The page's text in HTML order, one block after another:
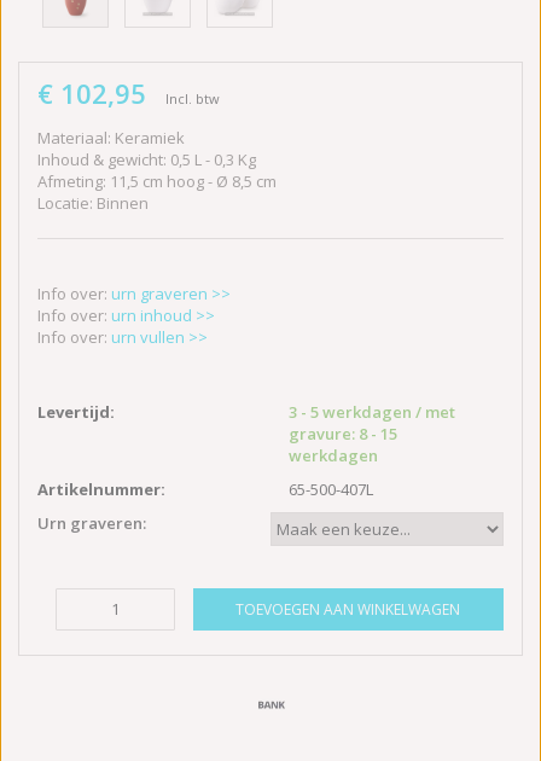
€ 102,95 Incl. btw
Materiaal: Keramiek
Inhoud & gewicht: 0,5 L - 0,3 Kg
Afmeting: 11,5 cm hoog - Ø 8,5 cm
Locatie: Binnen
Info over: urn graveren >>
Info over: urn inhoud >>
Info over: urn vullen >>
Levertijd:
3 - 5 werkdagen / met
gravure: 8 - 15
werkdagen
Artikelnummer:
65-500-407L
Urn graveren:
TOEVOEGEN AAN WINKELWAGEN